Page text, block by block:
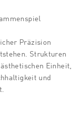
Präzision
Strukturen
Einheit,
und